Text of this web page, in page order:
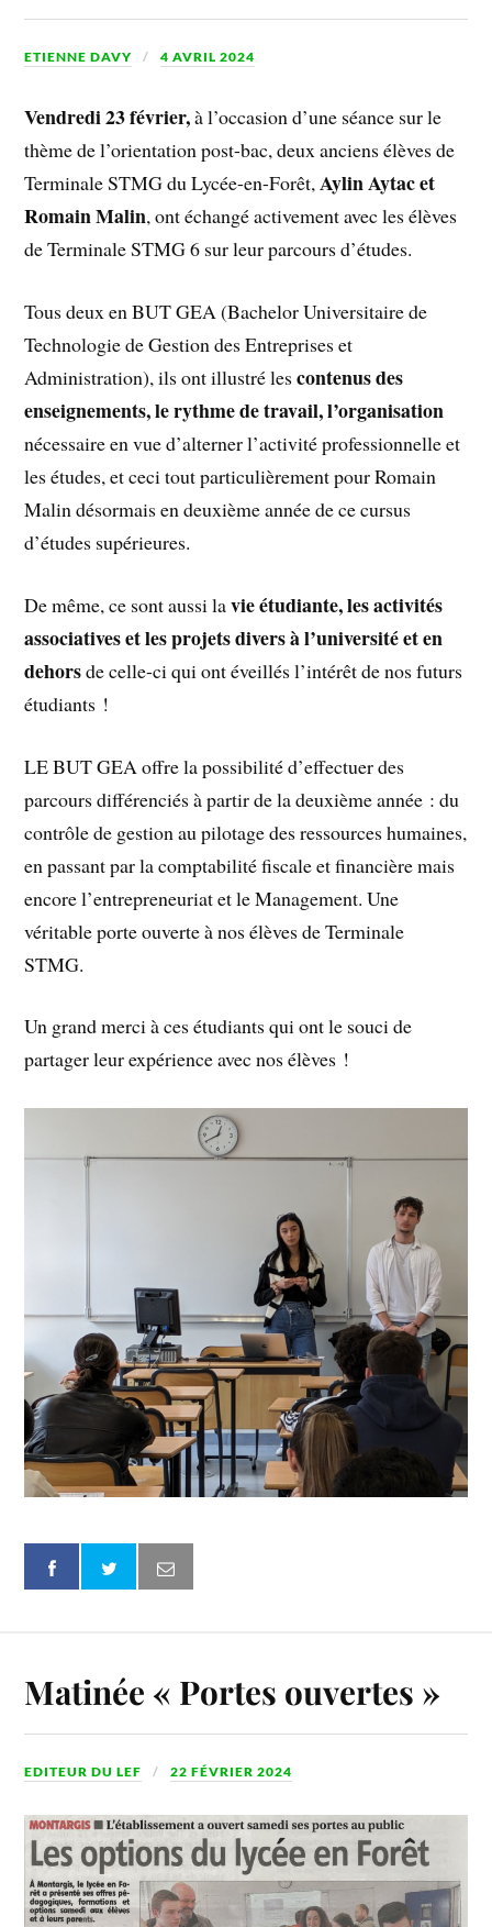
ETIENNE DAVY 4 AVRIL 2024
Vendredi 23 février,à l’occasion d’une séance sur le
thème de l’orientation post-bac, deux anciens élèves de
Terminale STMG du Lycée-en-Forêt,Aylin Aytac et
Romain Malin, ont échangé activement avec les élèves
de Terminale STMG 6 sur leur parcours d’études.
Tous deux en BUT GEA (Bachelor Universitaire de
Technologie de Gestion des Entreprises et
Administration), ils ont illustré lescontenus des
enseignements, le rythme de travail, l’organisation
nécessaire en vue d’alterner l’activité professionnelle et
les études, et ceci tout particulièrement pour Romain
Malin désormais en deuxième année de ce cursus
d’études supérieures.
De même, ce sont aussi lavie étudiante, les activités
associatives et les projets divers à l’université et en
dehorsde celle-ci qui ont éveillés l’intérêt de nos futurs
étudiants !
LE BUT GEA offre la possibilité d’effectuer des
parcours différenciés à partir de la deuxième année : du
contrôle de gestion au pilotage des ressources humaines,
en passant par la comptabilité fiscale et financière mais
encore l’entrepreneuriat et le Management. Une
véritable porte ouverte à nos élèves de Terminale
STMG.
Un grand merci à ces étudiants qui ont le souci de
partager leur expérience avec nos élèves !
Matinée « Portes ouvertes »
EDITEUR DU LEF 22 FÉVRIER 2024